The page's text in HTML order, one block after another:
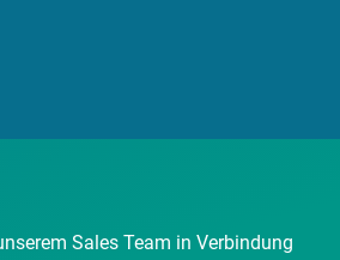
Sales Team in Verbindung